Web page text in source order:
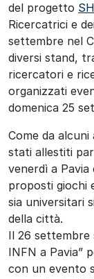
del progetto
Ricercatrici e
settembre nel
diversi stand,
ricercatori e
organizzati
domenica 25
Come da
stati allestiti
venerdì a
proposti giochi
sia universitari
della città.
Il 26 settembre
INFN a Pavia”
con un evento